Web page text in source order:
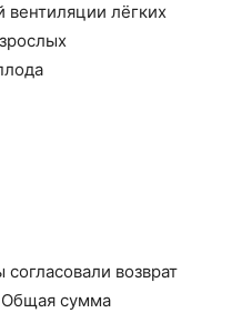
вентиляции лёгких
возврат
сумма